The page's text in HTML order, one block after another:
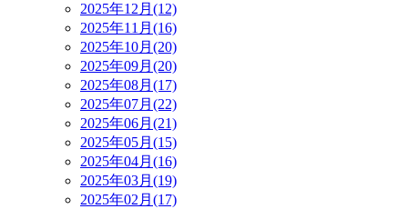
2025年12月(12)
2025年11月(16)
2025年10月(20)
2025年09月(20)
2025年08月(17)
2025年07月(22)
2025年06月(21)
2025年05月(15)
2025年04月(16)
2025年03月(19)
2025年02月(17)